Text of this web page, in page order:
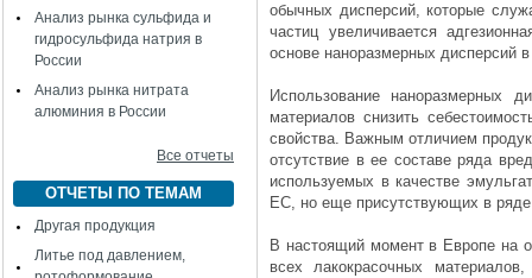
Анализ рынка сульфида и
гидросульфида натрия в
России
Анализ рынка нитрата
алюминия в России
Все отчеты
ОТЧЕТЫ ПО ТЕМАМ
Другая продукция
Литье под давлением,
обычных дисперсий, которые
частиц увеличивается
основе наноразмерных дисперсий
Использование наноразмерных
материалов снизить
свойства. Важным отличием
отсутствие в ее составе ряда
используемых в качестве
ЕС, но еще присутствующих в
В настоящий момент в Европе на
всех лакокрасочных